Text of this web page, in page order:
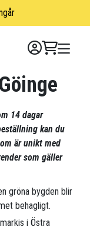
14 dagar
kan du
är unikt med
som gäller
gröna bygden blir
behagligt.
i Östra